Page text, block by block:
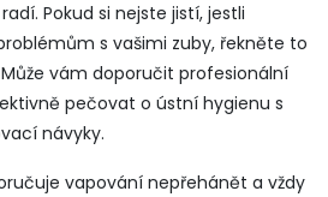
Pokud si nejste jistí, jestli
s vašimi zuby, řekněte to
vám doporučit profesionální
pečovat o ústní hygienu s
návyky.
vapování nepřehánět a vždy